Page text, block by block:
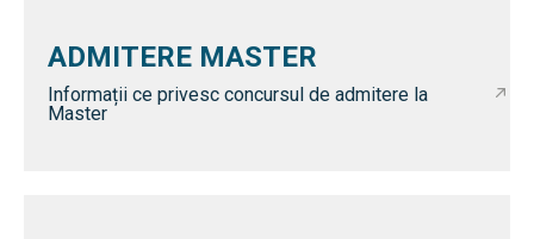
ADMITERE MASTER
Informații ce privesc concursul de admitere la
Master